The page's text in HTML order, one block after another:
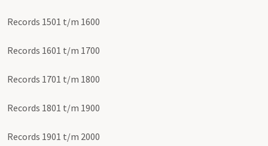
Records 1501 t/m 1600
Records 1601 t/m 1700
Records 1701 t/m 1800
Records 1801 t/m 1900
Records 1901 t/m 2000